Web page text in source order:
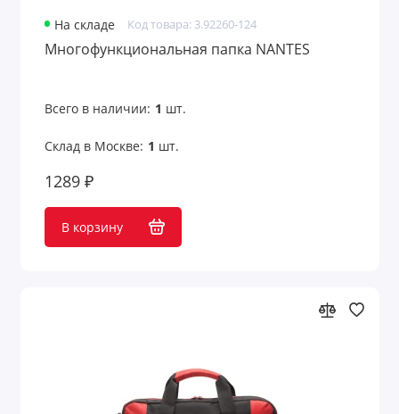
На складе Код товара: 3.92260-124
Многофункциональная папка NANTES
Всего в наличии: 1 шт.
Склад в Москве: 1 шт.
1289 ₽
В корзину